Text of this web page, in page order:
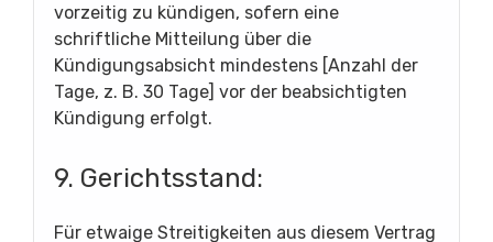
vorzeitig zu kündigen, sofern eine
schriftliche Mitteilung über die
Kündigungsabsicht mindestens [Anzahl der
Tage, z. B. 30 Tage] vor der beabsichtigten
Kündigung erfolgt.
9. Gerichtsstand:
Für etwaige Streitigkeiten aus diesem Vertrag